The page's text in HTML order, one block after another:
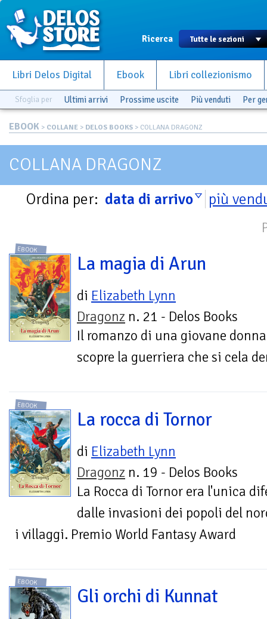
Ricerca
Libri Delos Digital Ebook Libri collezionismo
Sfoglia per Ultimi arrivi Prossime uscite Più venduti Per
EBOOK > COLLANE > DELOS BOOKS > COLLANA DRAGONZ
COLLANA DRAGONZ
Ordina per: data di arrivo più
EBOOK
La magia di Arun
di Elizabeth Lynn
Dragonz n. 21 - Delos Books
Il romanzo di una giovane
scopre la guerriera che si cela
EBOOK
La rocca di Tornor
di Elizabeth Lynn
Dragonz n. 19 - Delos Books
La Rocca di Tornor era l'unica
dalle invasioni dei popoli del
i villaggi. Premio World Fantasy Award
EBOOK
Gli orchi di Kunnat